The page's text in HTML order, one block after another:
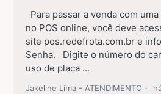
Para passar a venda com
no POS online, você deve
site pos.redefrota.com.br e
Senha. Digite o número do
uso de placa ...
Jakeline Lima - ATENDIMENTO